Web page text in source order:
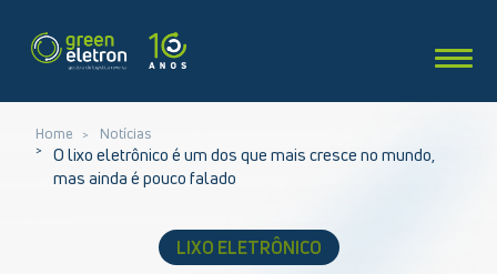
Home Notícias
O lixo eletrônico é um dos que mais cresce no mundo,
mas ainda é pouco falado
LIXO ELETRÔNICO